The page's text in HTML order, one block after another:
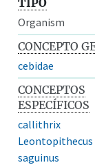
Organism
CONCEPTO
cebidae
CONCEPTOS
ESPECÍFICOS
callithrix
Leontopithecus
saguinus